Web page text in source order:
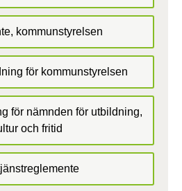
kommunstyrelsen
för kommunstyrelsen
för nämnden för utbildning,
och fritid